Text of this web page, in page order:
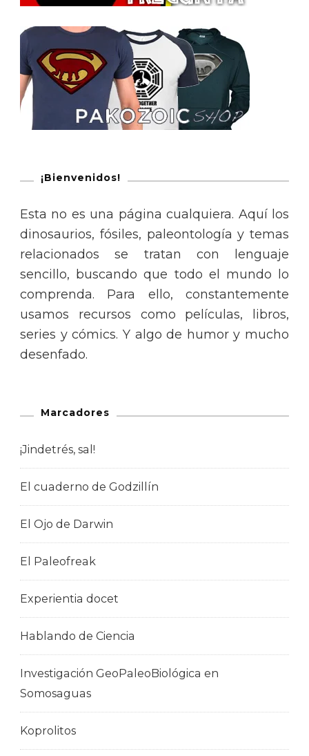
¡Bienvenidos!
Esta no es una página cualquiera. Aquí los
dinosaurios, fósiles, paleontología y temas
relacionados se tratan con lenguaje
sencillo, buscando que todo el mundo lo
comprenda. Para ello, constantemente
usamos recursos como películas, libros,
series y cómics. Y algo de humor y mucho
desenfado.
Marcadores
¡Jindetrés, sal!
El cuaderno de Godzillín
El Ojo de Darwin
El Paleofreak
Experientia docet
Hablando de Ciencia
Investigación GeoPaleoBiológica en
Somosaguas
Koprolitos